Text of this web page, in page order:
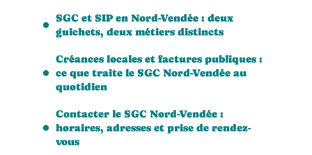
SGC et SIP en Nord-Vendée : deux
guichets, deux métiers distincts
Créances locales et factures publiques :
ce que traite le SGC Nord-Vendée au
quotidien
Contacter le SGC Nord-Vendée :
horaires, adresses et prise de rendez-
vous